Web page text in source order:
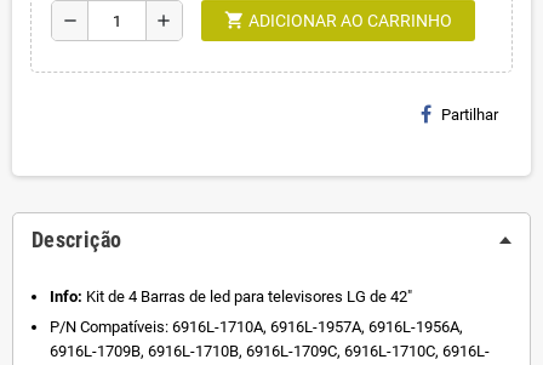
remove add shopping_cart ADICIONAR AO CARRINHO
Partilhar
Descrição
Info: Kit de 4 Barras de led para televisores LG de 42"
P/N Compatíveis: 6916L-1710A, 6916L-1957A, 6916L-1956A,
6916L-1709B, 6916L-1710B, 6916L-1709C, 6916L-1710C, 6916L-